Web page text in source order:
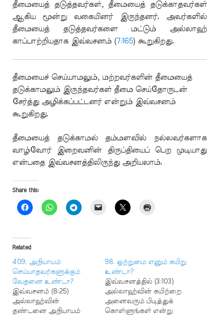
தீமையைத் தடுத்தவர்கள், தீமையைத் தடுக்காதவர்கள்
ஆகிய மூன்று வகையினர் இருந்தனர். அவர்களில்
தீமையைத் தடுத்தவர்களை மட்டும் அல்லாஹ்
காப்பாற்றியதாக இவ்வசனம் (7:165) கூறுகிறது.
தீமையைச் செய்யாமலும், மற்றவர்களின் தீமையைத்
தடுக்காமலும் இருந்தவர்கள் தீமை செய்தோருடன்
சேர்த்து அழிக்கப்பட்டனர் என்றும் இவ்வசனம்
கூறுகிறது.
தீமையைத் தடுக்காமல் தம்மளவில் நல்லவர்களாக
வாழ்வோர் இறைவனின் திருப்தியைப் பெற முடியாது
என்பதை இவ்வசனத்திலிருந்து அறியலாம்.
Share this:
Related
409. அநியாயம்
செய்யாதவர்களுக்கும்
வேதனை உண்டா?
இவ்வசனம் (8:25)
அல்லாஹ்வின்
தண்டனை அநியாயம்
98. ஒற்றுமை எனும் கயிறு
உண்டா?
இவ்வசனத்தில் (3:103)
அல்லாஹ்வின் கயிற்றை
அனைவரும் பிடித்துக்
கொள்ளுங்கள் என்று